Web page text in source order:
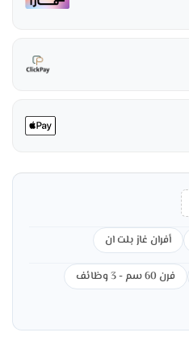
أفران غاز بلت ان
فرن 60 سم - 3 وظائف